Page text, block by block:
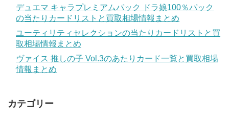
デュエマ キャラプレミアムパック ドラ娘100％パック
の当たりカードリストと買取相場情報まとめ
ユーティリティセレクションの当たりカードリストと買
取相場情報まとめ
ヴァイス 推しの子 Vol.3のあたりカード一覧と買取相場
情報まとめ
カテゴリー